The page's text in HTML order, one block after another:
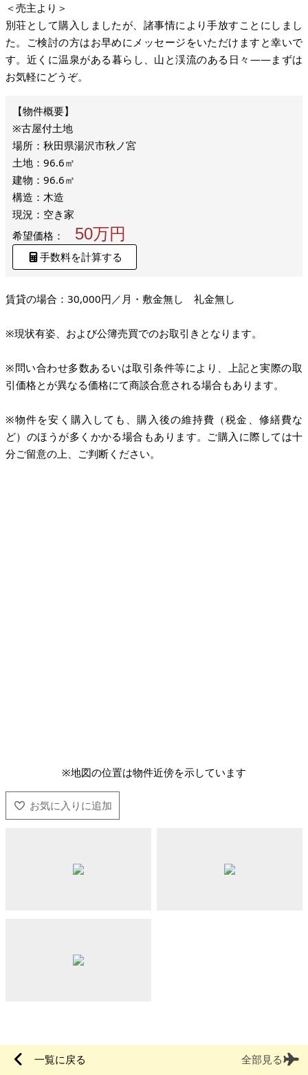
＜売主より＞
別荘として購入しましたが、諸事情により手放すことにしまし
た。ご検討の方はお早めにメッセージをいただけますと幸いで
す。近くに温泉がある暮らし、山と渓流のある日々――まずは
お気軽にどうぞ。
※古屋付土地
場所：秋田県湯沢市秋ノ宮
土地：96.6㎡
建物：96.6㎡
構造：木造
現況：空き家
希望価格：
50万円
手数料を計算する
賃貸の場合：30,000円／月・敷金無し 礼金無し
※現状有姿、および公簿売買でのお取引きとなります。
※問い合わせ多数あるいは取引条件等により、上記と実際の取
引価格とが異なる価格にて商談合意される場合もあります。
※物件を安く購入しても、購入後の維持費（税金、修繕費な
ど）のほうが多くかかる場合もあります。ご購入に際しては十
分ご留意の上、ご判断ください。
※地図の位置は物件近傍を示しています
一覧に戻る 全部見る